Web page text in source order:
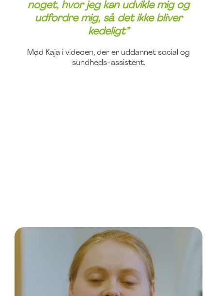
noget, hvor jeg kan udvikle mig og
udfordre mig, så det ikke bliver
kedeligt”
Mød Kaja i videoen, der er uddannet social og
sundheds-assistent.